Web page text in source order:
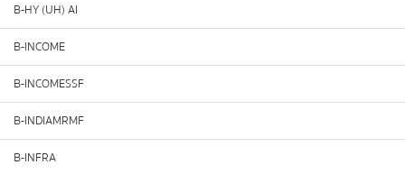
B-HY (UH) AI
B-INCOME
B-INCOMESSF
B-INDIAMRMF
B-INFRA